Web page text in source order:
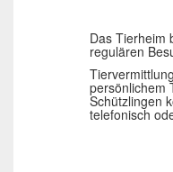
Das Tierheim
regulären
persönlichem
Schützlingen
telefonisch